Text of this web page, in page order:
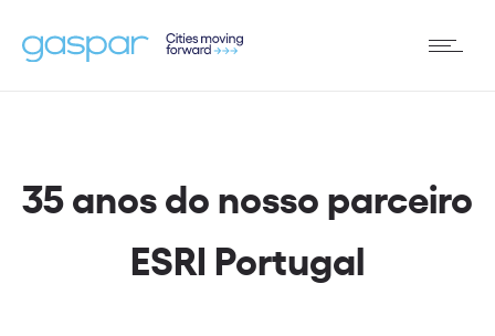
35 anos do nosso parceiro
ESRI Portugal